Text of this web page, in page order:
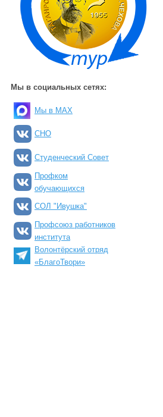
Мы в социальных сетях:
Мы в MAX
СНО
Студенческий Совет
Профком
обучающихся
СОЛ "Ивушка"
Профсоюз работников
института
Волонтёрский отряд
«БлагоТвори»